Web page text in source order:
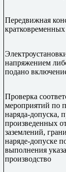
Передвижная
напряжением
подано
Проверка
мероприятий по
наряда-допуска,
произведенных
заземлений,
наряде-допуске
выполнения
производство